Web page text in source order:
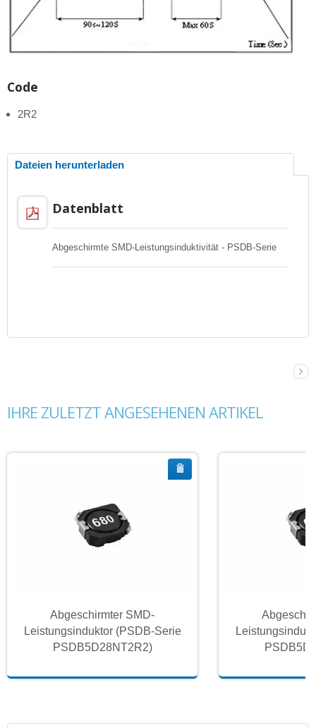
Code
2R2
Dateien herunterladen
Datenblatt
Abgeschirmte SMD-Leistungsinduktivität - PSDB-Serie
IHRE ZULETZT ANGESEHENEN ARTIKEL
Abgeschirmter SMD-
Leistungsinduktor (PSDB-Serie
PSDB5D28NT2R2)